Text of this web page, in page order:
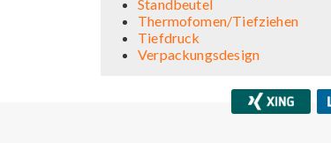
Standbeutel
Thermofomen/Tiefziehen
Tiefdruck
Verpackungsdesign